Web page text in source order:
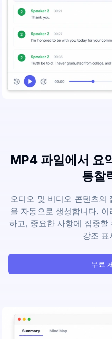
MP4 파일에서 요
통찰
오디오 및 비디오 콘텐츠의
을 자동으로 생성합니다.
하고, 중요한 사항에 집중
강조 표
무료